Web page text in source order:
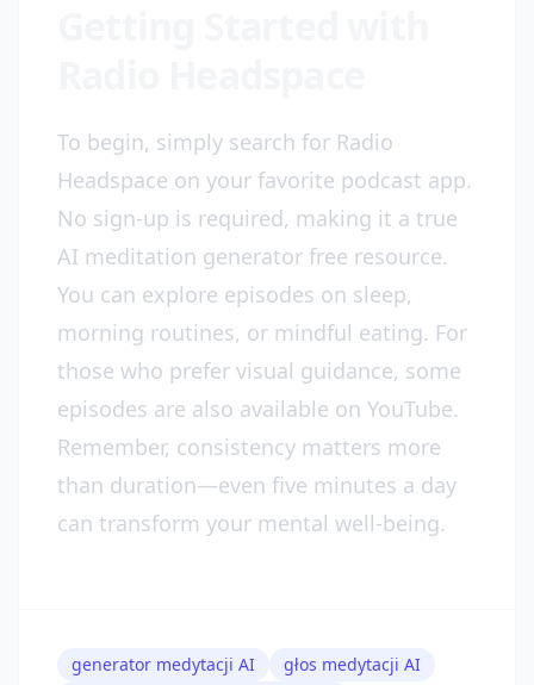
To begin, simply search for Radio
Headspace on your favorite podcast app.
No sign-up is required, making it a true
AI meditation generator free resource.
You can explore episodes on sleep,
morning routines, or mindful eating. For
those who prefer visual guidance, some
episodes are also available on YouTube.
Remember, consistency matters more
than duration—even five minutes a day
can transform your mental well-being.
generator medytacji AI
głos medytacji AI